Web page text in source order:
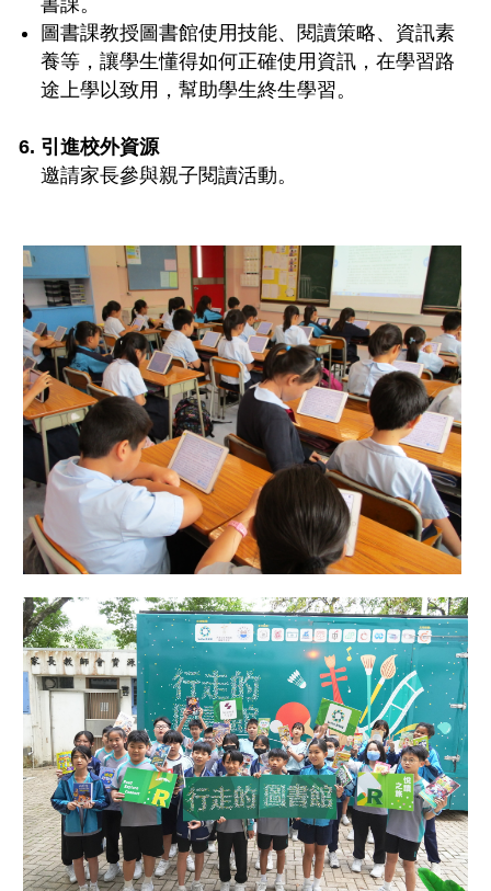
書課。
圖書課教授圖書館使用技能、閱讀策略、資訊素
養等，讓學生懂得如何正確使用資訊，在學習路
途上學以致用，幫助學生終生學習。
6. 引進校外資源
邀請家長參與親子閱讀活動。